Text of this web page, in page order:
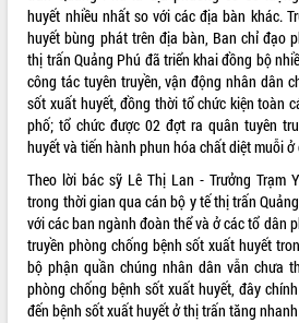
VIDEO
Không có file video nào để phát.
ALBUM ẢNH
huyết nhiều nhất so với các địa bàn khác.
huyết bùng phát trên địa bàn, Ban chỉ đạo
thị trấn Quảng Phú đã triển khai đồng bộ
công tác tuyên truyền, vận động nhân dân
sốt xuất huyết, đồng thời tổ chức kiện toàn
phố; tổ chức được 02 đợt ra quân tuyên
huyết và tiến hành phun hóa chất diệt muỗi
Theo lời bác sỹ Lê Thị Lan - Trưởng Trạm
trong thời gian qua cán bộ y tế thị trấn
với các ban ngành đoàn thể và ở các tổ dân
truyền phòng chống bệnh sốt xuất huyết
bộ phận quần chúng nhân dân vẫn chưa
phòng chống bệnh sốt xuất huyết, đây
đến bệnh sốt xuất huyết ở thị trấn tăng